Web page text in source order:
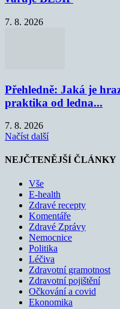
7. 8. 2026
Přehledně: Jaká je
praktika od ledna...
7. 8. 2026
Načíst další
NEJČTENĚJŠÍ ČLÁNKY
Vše
E-health
Zdravé recepty
Komentáře
Zdravé Zprávy
Nemocnice
Politika
Léčiva
Zdravotní gramotnost
Zdravotní pojištění
Očkování a covid
Ekonomika